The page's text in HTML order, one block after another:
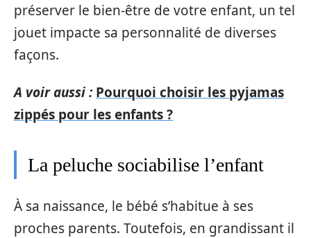
préserver le bien-être de votre enfant, un tel
jouet impacte sa personnalité de diverses
façons.
A voir aussi : Pourquoi choisir les pyjamas
zippés pour les enfants ?
La peluche sociabilise l’enfant
À sa naissance, le bébé s’habitue à ses
proches parents. Toutefois, en grandissant il